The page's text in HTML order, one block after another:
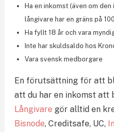
Ha en inkomst (även om
långivare har en gräns på
Ha fyllt 18 år och vara
Inte har skuldsaldo hos
Vara svensk medborgare
En förutsättning för att
att du har en inkomst att
Långivare gör alltid en
Bisnode, Creditsafe, UC,